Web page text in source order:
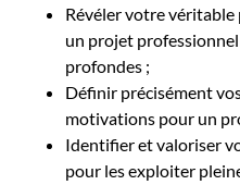
Révéler votre
un projet
profondes ;
Définir précisément
motivations pour un
Identifier et valoriser
pour les exploiter